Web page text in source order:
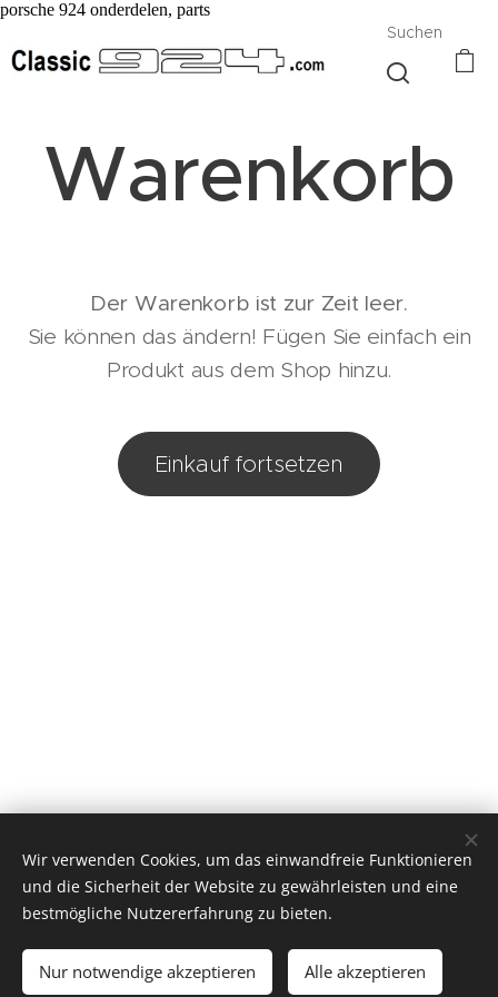
porsche 924 onderdelen, parts
Suchen
Warenkorb
Der Warenkorb ist zur Zeit leer.
Sie können das ändern! Fügen Sie einfach ein
Produkt aus dem Shop hinzu.
Einkauf fortsetzen
Classic 924, Platinaweg 10, 6662PP, Elst, telf: 0031657047883 ,
The Netherlands
Cookies
Sprachen
Wir verwenden Cookies, um das einwandfreie Funktionieren
und die Sicherheit der Website zu gewährleisten und eine
bestmögliche Nutzererfahrung zu bieten.
Nur notwendige akzeptieren Alle akzeptieren